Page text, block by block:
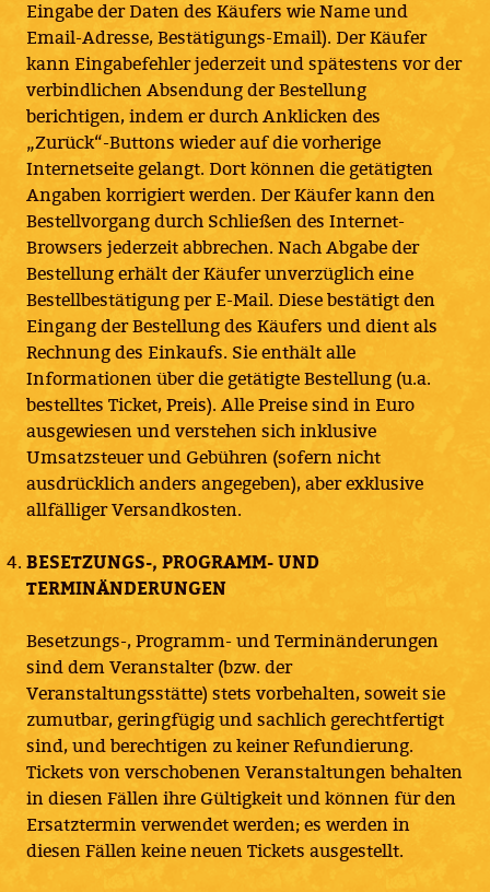
Eingabe der Daten des Käufers wie Name und
Email-Adresse, Bestätigungs-Email). Der Käufer
kann Eingabefehler jederzeit und spätestens vor der
verbindlichen Absendung der Bestellung
berichtigen, indem er durch Anklicken des
„Zurück“-Buttons wieder auf die vorherige
Internetseite gelangt. Dort können die getätigten
Angaben korrigiert werden. Der Käufer kann den
Bestellvorgang durch Schließen des Internet-
Browsers jederzeit abbrechen. Nach Abgabe der
Bestellung erhält der Käufer unverzüglich eine
Bestellbestätigung per E-Mail. Diese bestätigt den
Eingang der Bestellung des Käufers und dient als
Rechnung des Einkaufs. Sie enthält alle
Informationen über die getätigte Bestellung (u.a.
bestelltes Ticket, Preis). Alle Preise sind in Euro
ausgewiesen und verstehen sich inklusive
Umsatzsteuer und Gebühren (sofern nicht
ausdrücklich anders angegeben), aber exklusive
allfälliger Versandkosten.
BESETZUNGS-, PROGRAMM- UND
TERMINÄNDERUNGEN
Besetzungs-, Programm- und Terminänderungen
sind dem Veranstalter (bzw. der
Veranstaltungsstätte) stets vorbehalten, soweit sie
zumutbar, geringfügig und sachlich gerechtfertigt
sind, und berechtigen zu keiner Refundierung.
Tickets von verschobenen Veranstaltungen behalten
in diesen Fällen ihre Gültigkeit und können für den
Ersatztermin verwendet werden; es werden in
diesen Fällen keine neuen Tickets ausgestellt.